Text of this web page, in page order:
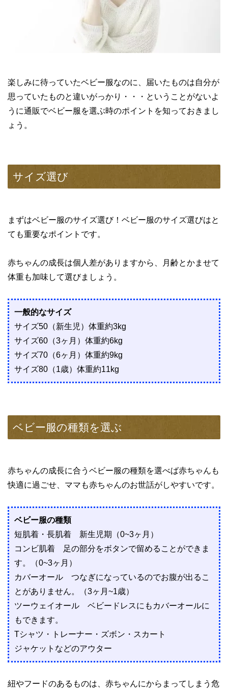
楽しみに待っていたベビー服なのに、届いたものは自分が
思っていたものと違いがっかり・・・ということがないよ
うに通販でベビー服を選ぶ時のポイントを知っておきまし
ょう。
サイズ選び
まずはベビー服のサイズ選び！ベビー服のサイズ選びはと
ても重要なポイントです。
赤ちゃんの成長は個人差がありますから、月齢とかませて
体重も加味して選びましょう。
一般的なサイズ
サイズ50（新生児）体重約3kg
サイズ60（3ヶ月）体重約6kg
サイズ70（6ヶ月）体重約9kg
サイズ80（1歳）体重約11kg
ベビー服の種類を選ぶ
赤ちゃんの成長に合うベビー服の種類を選べば赤ちゃんも
快適に過ごせ、ママも赤ちゃんのお世話がしやすいです。
ベビー服の種類
短肌着・長肌着 新生児期（0~3ヶ月）
コンビ肌着 足の部分をボタンで留めることができま
す。（0~3ヶ月）
カバーオール つなぎになっているのでお腹が出るこ
とがありません。（3ヶ月~1歳）
ツーウェイオール ベビードレスにもカバーオールに
もできます。
Tシャツ・トレーナー・ズボン・スカート
ジャケットなどのアウター
紐やフードのあるものは、赤ちゃんにからまってしまう危